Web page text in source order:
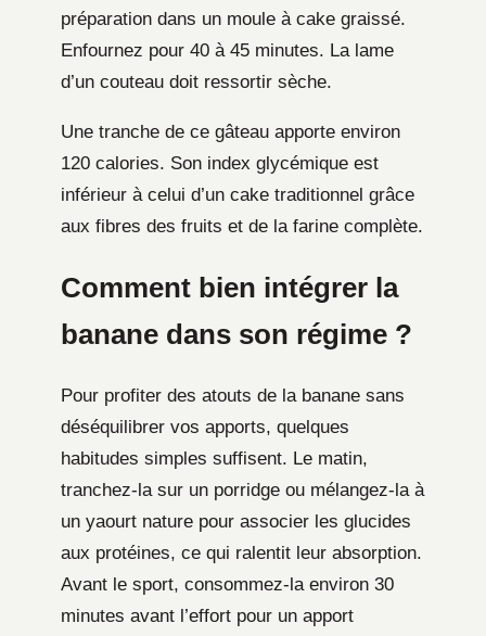
préparation dans un moule à cake graissé.
Enfournez pour 40 à 45 minutes. La lame
d’un couteau doit ressortir sèche.
Une tranche de ce gâteau apporte environ
120 calories. Son index glycémique est
inférieur à celui d’un cake traditionnel grâce
aux fibres des fruits et de la farine complète.
Comment bien intégrer la
banane dans son régime ?
Pour profiter des atouts de la banane sans
déséquilibrer vos apports, quelques
habitudes simples suffisent. Le matin,
tranchez-la sur un porridge ou mélangez-la à
un yaourt nature pour associer les glucides
aux protéines, ce qui ralentit leur absorption.
Avant le sport, consommez-la environ 30
minutes avant l’effort pour un apport